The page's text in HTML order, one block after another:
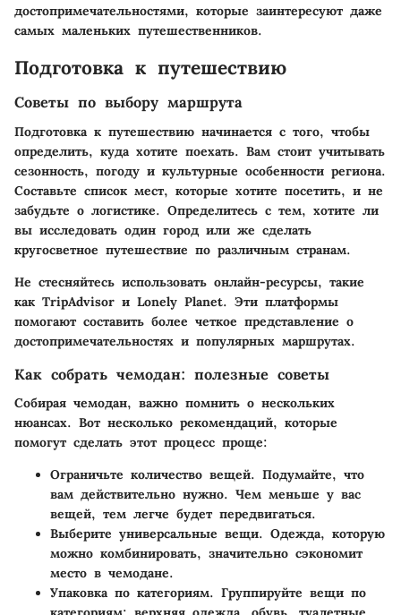
достопримечательностями, которые заинтересуют даже
самых маленьких путешественников.
Подготовка к путешествию
Советы по выбору маршрута
Подготовка к путешествию начинается с того, чтобы
определить, куда хотите поехать. Вам стоит учитывать
сезонность, погоду и культурные особенности региона.
Составьте список мест, которые хотите посетить, и не
забудьте о логистике. Определитесь с тем, хотите ли
вы исследовать один город или же сделать
кругосветное путешествие по различным странам.
Не стесняйтесь использовать онлайн-ресурсы, такие
как TripAdvisor и Lonely Planet. Эти платформы
помогают составить более четкое представление о
достопримечательностях и популярных маршрутах.
Как собрать чемодан: полезные советы
Собирая чемодан, важно помнить о нескольких
нюансах. Вот несколько рекомендаций, которые
помогут сделать этот процесс проще:
Ограничьте количество вещей. Подумайте, что
вам действительно нужно. Чем меньше у вас
вещей, тем легче будет передвигаться.
Выберите универсальные вещи. Одежда, которую
можно комбинировать, значительно сэкономит
место в чемодане.
Упаковка по категориям. Группируйте вещи по